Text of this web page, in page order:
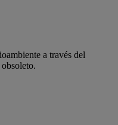
a través del